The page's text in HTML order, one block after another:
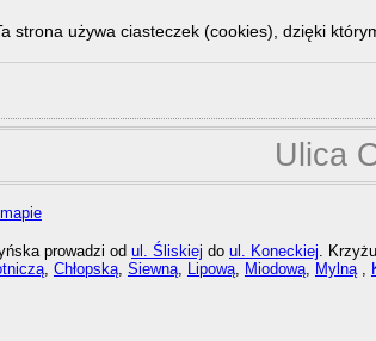
Ulica
prowadzi od ul. Śliskiej do ul. Koneckiej.
, Chłopską, Siewną, Lipową, Miodową, Mylną,
strona używa ciasteczek (cookies), dzięki